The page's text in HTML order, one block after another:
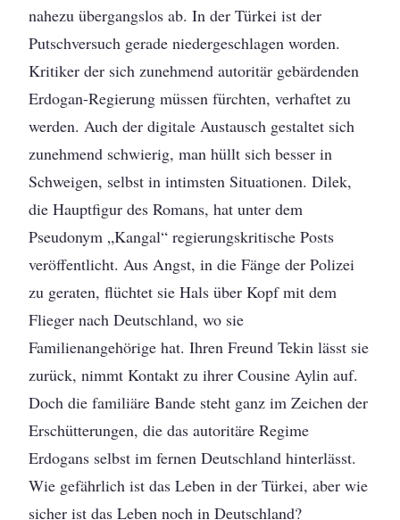
nahezu übergangslos ab. In der Türkei ist der
Putschversuch gerade niedergeschlagen worden.
Kritiker der sich zunehmend autoritär gebärdenden
Erdogan-Regierung müssen fürchten, verhaftet zu
werden. Auch der digitale Austausch gestaltet sich
zunehmend schwierig, man hüllt sich besser in
Schweigen, selbst in intimsten Situationen. Dilek,
die Hauptfigur des Romans, hat unter dem
Pseudonym „Kangal“ regierungskritische Posts
veröffentlicht. Aus Angst, in die Fänge der Polizei
zu geraten, flüchtet sie Hals über Kopf mit dem
Flieger nach Deutschland, wo sie
Familienangehörige hat. Ihren Freund Tekin lässt sie
zurück, nimmt Kontakt zu ihrer Cousine Aylin auf.
Doch die familiäre Bande steht ganz im Zeichen der
Erschütterungen, die das autoritäre Regime
Erdogans selbst im fernen Deutschland hinterlässt.
Wie gefährlich ist das Leben in der Türkei, aber wie
sicher ist das Leben noch in Deutschland?